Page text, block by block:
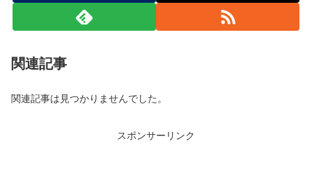
関連記事
関連記事は見つかりませんでした。
スポンサーリンク